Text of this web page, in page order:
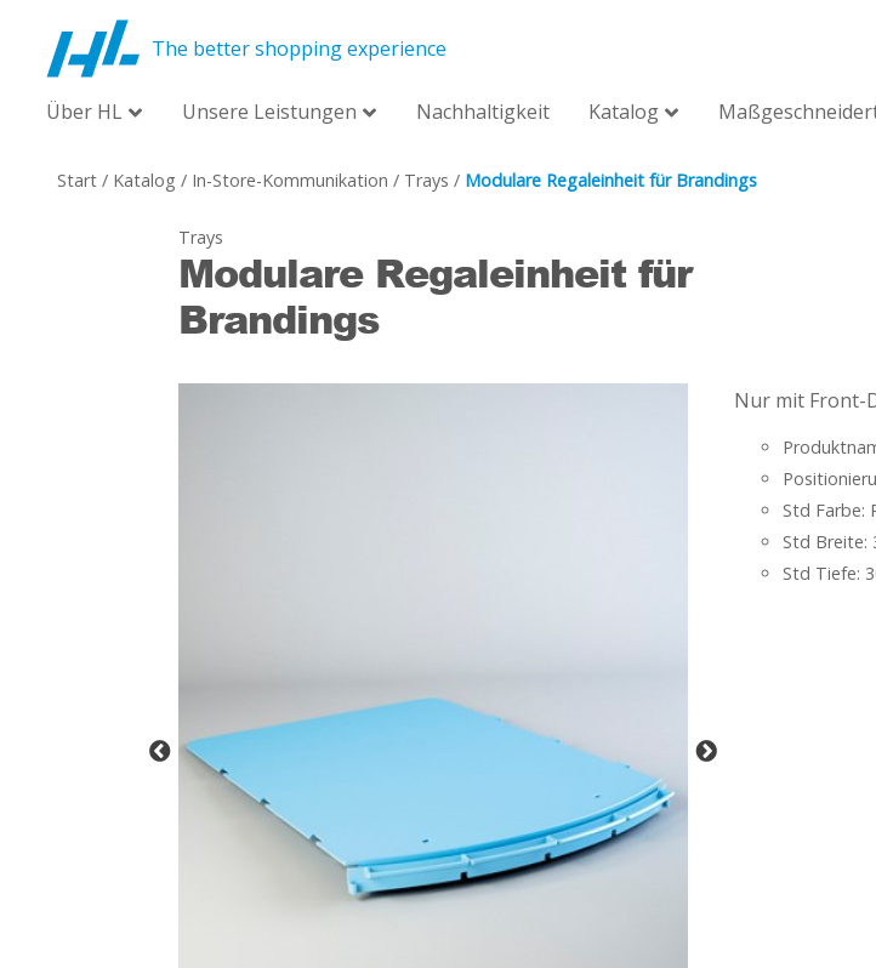
The better shopping experience
Über HL Unsere Leistungen Nachhaltigkeit Katalog
Start / Katalog / In-Store-Kommunikation / Trays / Modulare Regaleinheit für Brandings
Trays
Modulare Regaleinheit für
Brandings
Nur mit Front-
Std Farbe:
Std Breite:
Std Tiefe: